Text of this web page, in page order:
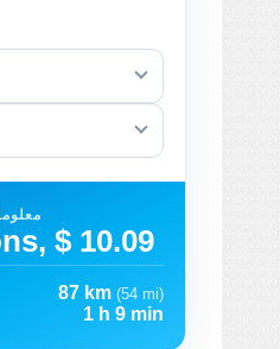
$ 10.09
87 km (54 mi)
1 h 9 min